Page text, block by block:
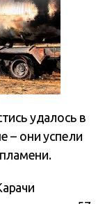
удалось в
– они успели